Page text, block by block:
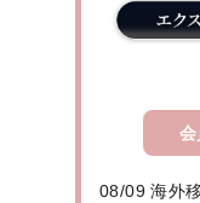
会
08/09 海外